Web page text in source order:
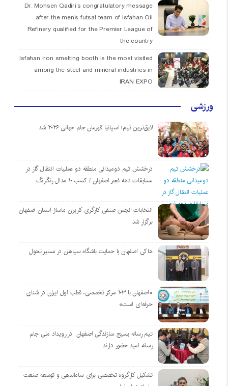
Dr. Mohsen Qadiri’s congratulatory message
after the men’s futsal team of Isfahan Oil
Refinery qualified for the Premier League of
the country
Isfahan iron smelting booth is the most visited
among the steel and mineral industries in
IRAN EXPO
ورزشی
لایق‌ترین تیم؛ اسپانیا قهرمان جام جهانی ۲۰۲۶ شد
درخشش تیم دومیدانی منطقه دو عملیات انتقال گاز در
مسابقات دهه فجر اصفهان / کسب ۱۰ مدال رنگارنگ
انتخابات انجمن صنفی کارگری کاربران ماساژ استان اصفهان
برگزار شد
هاکی اصفهان با حمایت باشگاه سپاهان در مسیر تحول
«اصفهان با ۱۰۳ مرکز تخصصی، قطب اول ایران در شنای
حرفه‌ای است»
تیم رسانه بسیج سازندگی اصفهان در رویداد ملی جام
رسانه امید حضور دارند
تشکیل کارگروه تخصصی برای ساماندهی و توسعه صنعت